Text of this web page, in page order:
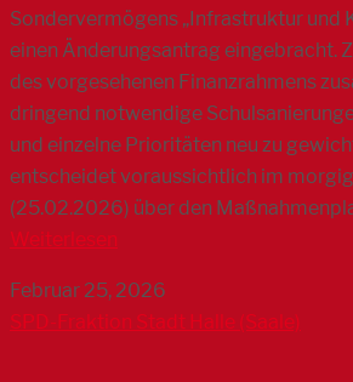
Sondervermögens „Infrastruktur und
einen Änderungsantrag eingebracht.
des vorgesehenen Finanzrahmens
dringend notwendige
und einzelne Prioritäten neu zu
entscheidet voraussichtlich im
(25.02.2026) über den
Weiterlesen
Februar 25, 2026
SPD-Fraktion Stadt Halle (Saale)